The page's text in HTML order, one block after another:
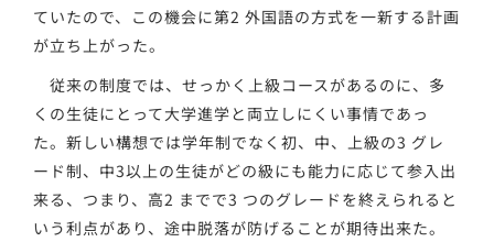
ていたので、この機会に第2 外国語の方式を一新する計画
が立ち上がった。
従来の制度では、せっかく上級コースがあるのに、多
くの生徒にとって大学進学と両立しにくい事情であっ
た。新しい構想では学年制でなく初、中、上級の3 グレ
ード制、中3以上の生徒がどの級にも能力に応じて参入出
来る、つまり、高2 までで3 つのグレードを終えられると
いう利点があり、途中脱落が防げることが期待出来た。